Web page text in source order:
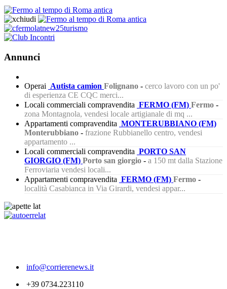
Annunci
Operai Autista camion Folignano - cerco lavoro con un po'
di esperienza CE CQC merci...
Locali commerciali compravendita FERMO (FM) Fermo -
zona Montagnola, vendesi locale artigianale di mq ...
Appartamenti compravendita MONTERUBBIANO (FM)
Monterubbiano - frazione Rubbianello centro, vendesi
appartamento ...
Locali commerciali compravendita PORTO SAN
GIORGIO (FM) Porto san giorgio - a 150 mt dalla Stazione
Ferroviaria vendesi locali...
Appartamenti compravendita FERMO (FM) Fermo -
località Casabianca in Via Girardi, vendesi appar...
info@corrierenews.it
+39 0734.223110